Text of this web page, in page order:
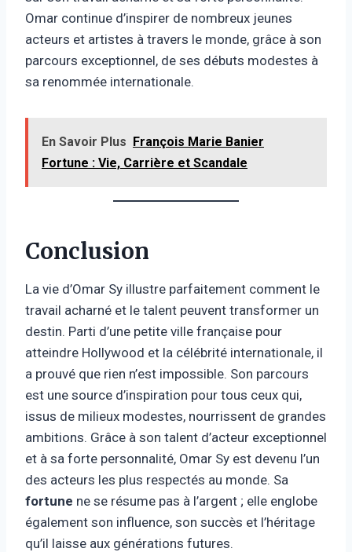
Omar continue d’inspirer de nombreux jeunes
acteurs et artistes à travers le monde, grâce à son
parcours exceptionnel, de ses débuts modestes à
sa renommée internationale.
En Savoir Plus François Marie Banier
Fortune : Vie, Carrière et Scandale
Conclusion
La vie d’Omar Sy illustre parfaitement comment le
travail acharné et le talent peuvent transformer un
destin. Parti d’une petite ville française pour
atteindre Hollywood et la célébrité internationale, il
a prouvé que rien n’est impossible. Son parcours
est une source d’inspiration pour tous ceux qui,
issus de milieux modestes, nourrissent de grandes
ambitions. Grâce à son talent d’acteur exceptionnel
et à sa forte personnalité, Omar Sy est devenu l’un
des acteurs les plus respectés au monde. Sa
fortune ne se résume pas à l’argent ; elle englobe
également son influence, son succès et l’héritage
qu’il laisse aux générations futures.